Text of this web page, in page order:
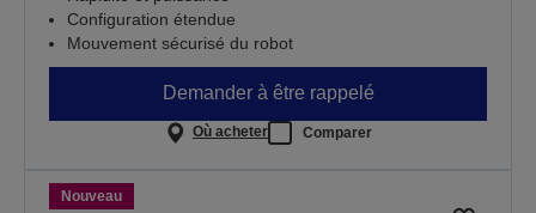
Configuration étendue
Mouvement sécurisé du robot
Demander à être rappelé
Où acheter Comparer
Nouveau